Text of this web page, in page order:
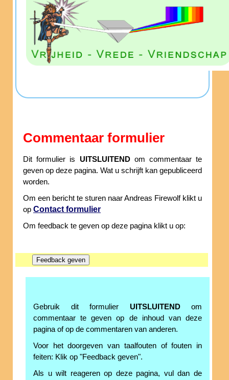
Commentaar formulier
Dit formulier is UITSLUITENDom commentaar te
geven op deze pagina. Wat u schrijft kan gepubliceerd
worden.
Om een bericht te sturen naar Andreas Firewolf klikt u
op Contact formulier
Om feedback te geven op deze pagina klikt u op:
Gebruik dit formulier UITSLUITENDom
commentaar te geven op de inhoud van deze
pagina of op de commentaren van anderen.
Voor het doorgeven van taalfouten of fouten in
feiten: Klik op "Feedback geven".
Als u wilt reageren op deze pagina, vul dan de